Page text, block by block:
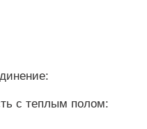
с теплым полом: